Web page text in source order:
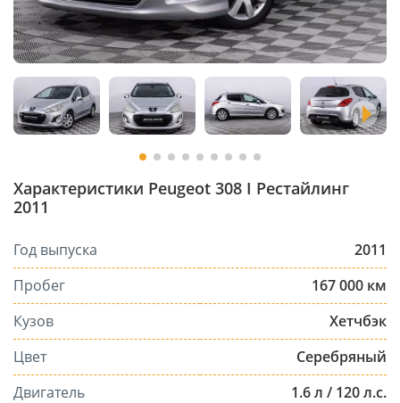
Характеристики Peugeot 308 I Рестайлинг
2011
Год выпуска
2011
Пробег
167 000 км
Кузов
Хетчбэк
Цвет
Серебряный
Двигатель
1.6 л / 120 л.с.